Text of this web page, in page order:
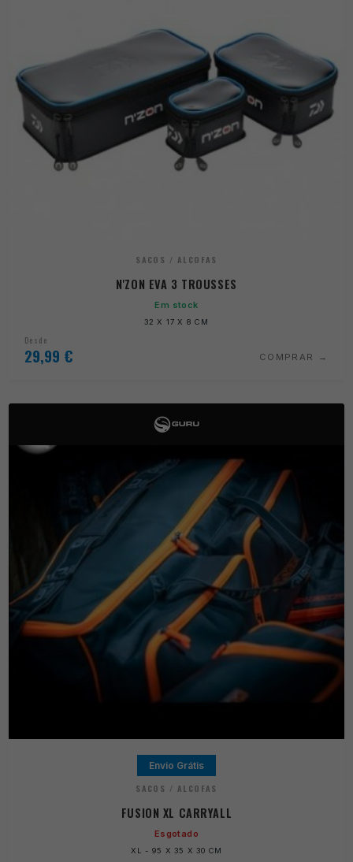
SACOS / ALCOFAS
N'ZON EVA 3 TROUSSES
Em stock
32 X 17 X 8 CM
Desde
29,99 € COMPRAR
Envio Grátis
SACOS / ALCOFAS
FUSION XL CARRYALL
Esgotado
XL - 95 X 35 X 30 CM